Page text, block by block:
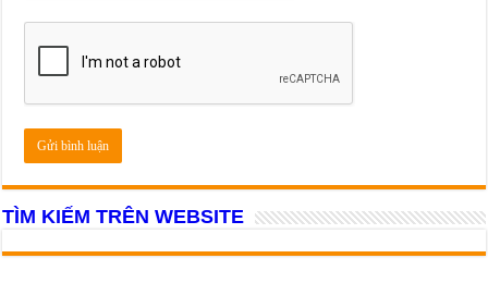
TÌM KIẾM TRÊN WEBSITE